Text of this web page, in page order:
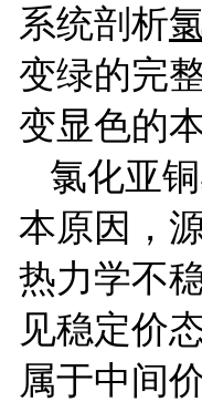
系统剖析
变绿的完
变显色的
氯化亚
本原因，
热力学不
见稳定价
属于中间